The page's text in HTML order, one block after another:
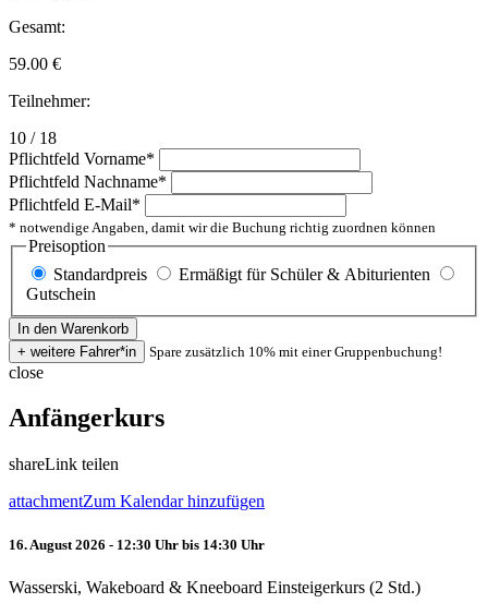
Gesamt:
59.00 €
Teilnehmer:
10 / 18
Pflichtfeld Vorname*
Pflichtfeld Nachname*
Pflichtfeld E-Mail*
* notwendige Angaben, damit wir die Buchung richtig zuordnen können
Preisoption
Standardpreis
Ermäßigt für Schüler & Abiturienten
Gutschein
Spare zusätzlich 10% mit einer Gruppenbuchung!
close
Anfängerkurs
shareLink teilen
attachmentZum Kalendar hinzufügen
16. August 2026 - 12:30 Uhr bis 14:30 Uhr
Wasserski, Wakeboard & Kneeboard Einsteigerkurs (2 Std.)